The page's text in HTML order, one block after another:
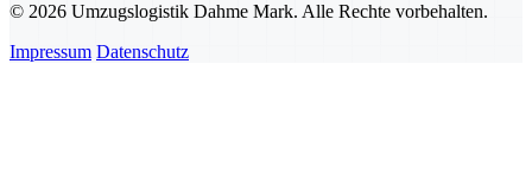
© 2026 Umzugslogistik Dahme Mark. Alle Rechte vorbehalten.
Impressum Datenschutz